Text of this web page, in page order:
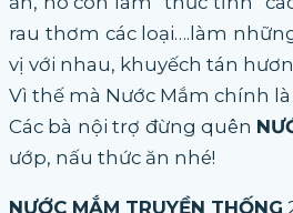
rau thơm các loại….làm
vị với nhau, khuyếch tán
Vì thế mà Nước Mắm chính là
Các bà nội trợ đừng quên
ướp, nấu thức ăn nhé!
NƯỚC MẮM TRUYỀN THỐNG